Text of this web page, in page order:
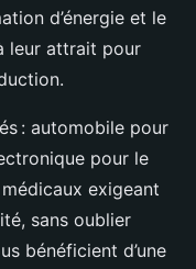
d’énergie et le
leur attrait pour
: automobile pour
pour le
exigeant
sans oublier
bénéficient d’une